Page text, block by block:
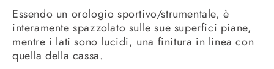
Essendo un orologio sportivo/strumentale, è
interamente spazzolato sulle sue superfici piane,
mentre i lati sono lucidi, una finitura in linea con
quella della cassa.